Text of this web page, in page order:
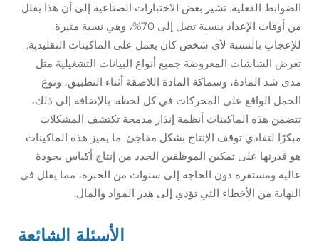
الضوابط الفعلية. تشير بعض الاختبارات الصناعية إلى أن هذا يقلل
من أوقات الإعداد بنسبة تصل إلى 70%، وهي نسبة مثيرة
للإعجاب بالنسبة لأي شخص كان يعمل على الماكينات التقليدية.
تعرض الشاشات المعروضة جميع أنواع البيانات التشغيلية مثل
مدى شد المادة، وسماكة المادة اللاصقة أثناء التطبيق، ونوع
الحمل الواقع على المحركات في كل لحظة. بالإضافة إلى ذلك،
تتضمن هذه الماكينات أنظمة إنذار مدمجة تكتشف المشكلات
مبكرًا لتفادي توقف الإنتاج بشكل مفاجئ. ما يميز هذه الماكينات
هو قدرتها على تمكين الموظفين الجدد من إنتاج أكياس بجودة
عالية ومستقرة دون الحاجة إلى سنوات من الخبرة، مما يقلل في
النهاية من الأخطاء التي تؤدي إلى هدر المواد والمال.
الأسئلة الشائعة